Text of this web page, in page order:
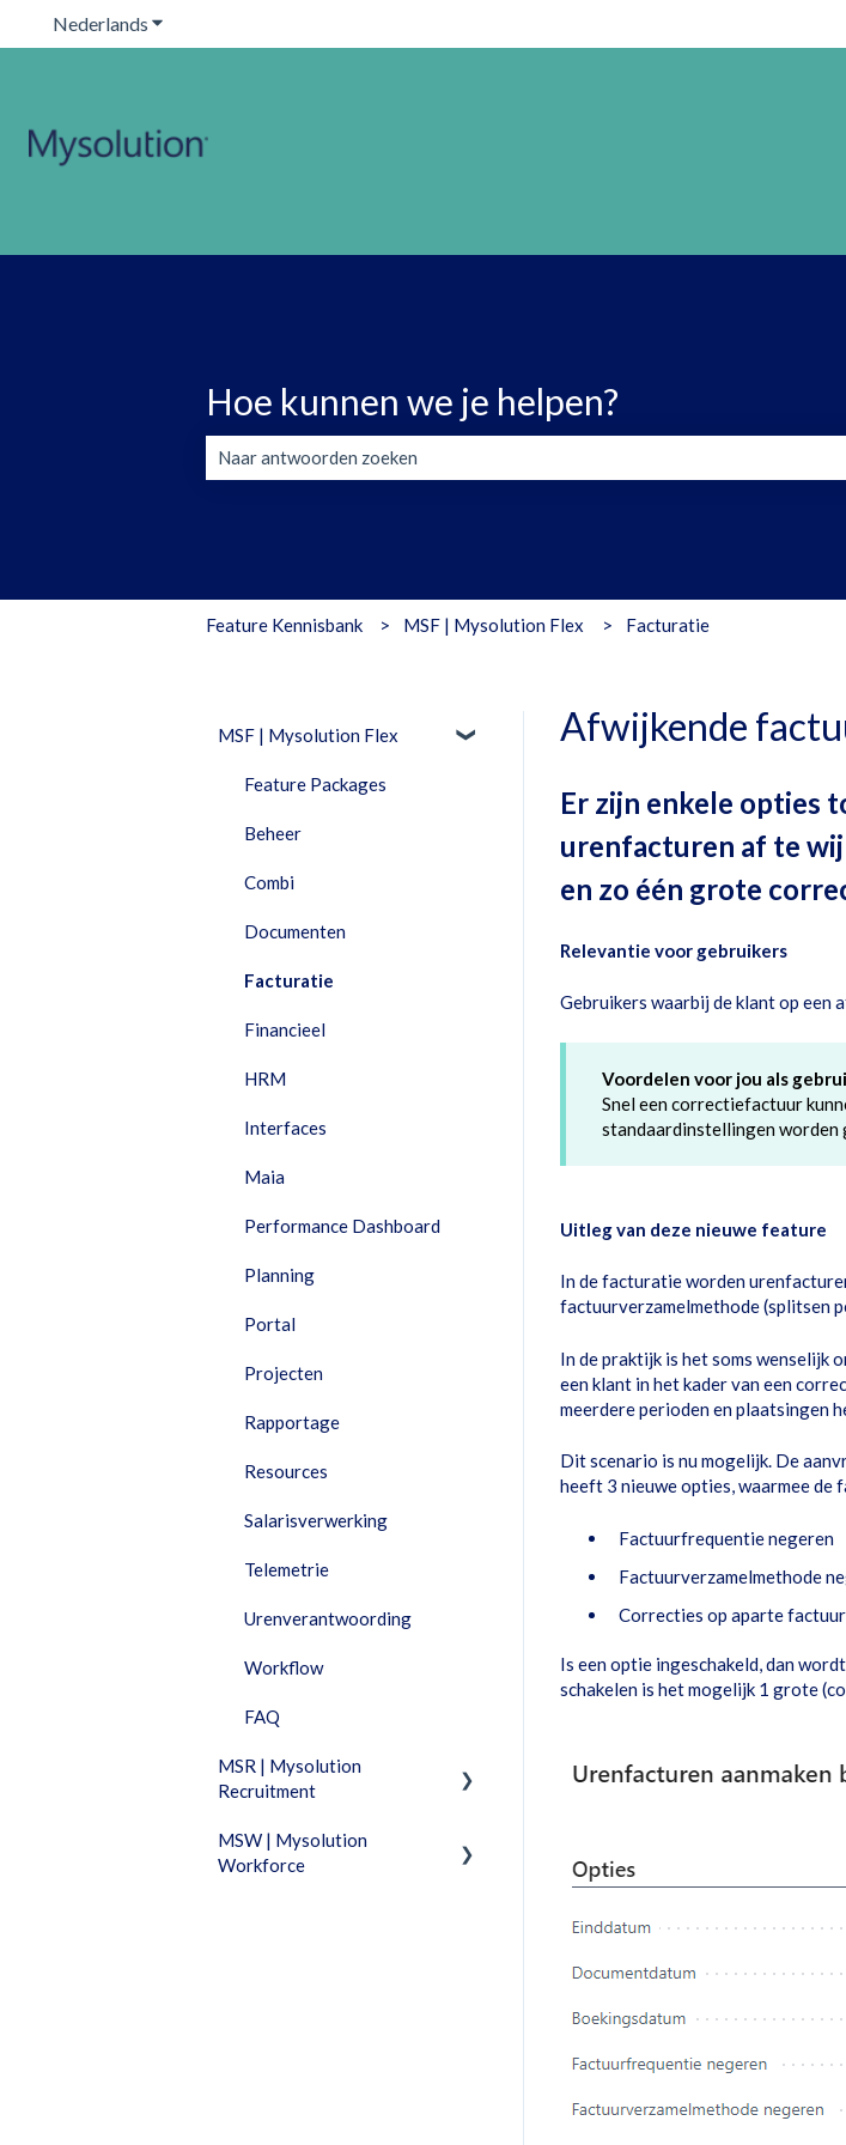
Nederlands Submenu tonen voor vertalingen
Hoe kunnen we je helpen?
Feature Kennisbank MSF | Mysolution Flex Facturatie
Afwijkende
Er zijn enkele opties
urenfacturen af te
en zo één grote
Relevantie voor gebruikers
Gebruikers waarbij de klant op
Voordelen voor jou als
Snel een correctiefactuur
standaardinstellingen worden
Uitleg van deze nieuwe feature
In de facturatie worden
factuurverzamelmethode (splitsen
In de praktijk is het soms wenselijk
een klant in het kader van een
meerdere perioden en plaatsingen
Dit scenario is nu mogelijk. De
heeft 3 nieuwe opties, waarmee de
Factuurfrequentie negeren
Factuurverzamelmethode
Correcties op aparte
Is een optie ingeschakeld, dan
schakelen is het mogelijk 1 grote
MSF | Mysolution Flex
Feature Packages
Beheer
Combi
Documenten
Facturatie
Financieel
HRM
Interfaces
Maia
Performance Dashboard
Planning
Portal
Projecten
Rapportage
Resources
Salarisverwerking
Telemetrie
Urenverantwoording
Workflow
FAQ
MSR | Mysolution
Recruitment
Fixed Features
MSW | Mysolution
Workforce